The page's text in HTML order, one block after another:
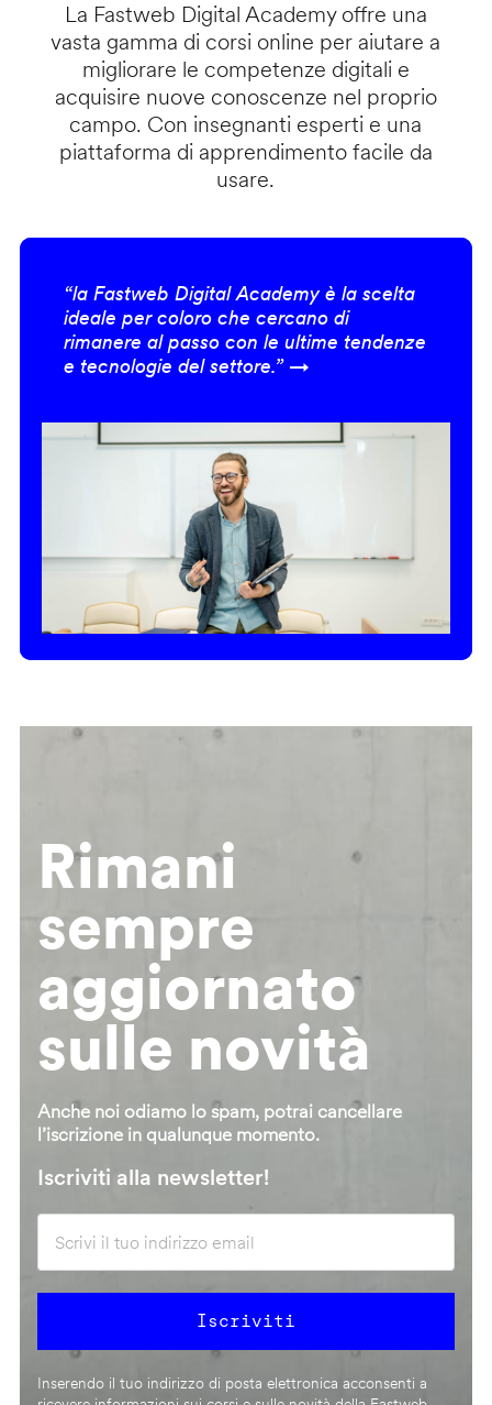
La Fastweb Digital Academy offre una
vasta gamma di corsi online per aiutare a
migliorare le competenze digitali e
acquisire nuove conoscenze nel proprio
campo. Con insegnanti esperti e una
piattaforma di apprendimento facile da
usare.
“la Fastweb Digital Academy è la scelta
ideale per coloro che cercano di
rimanere al passo con le ultime tendenze
e tecnologie del settore.” →
Rimani
sempre
aggiornato
sulle novità
Anche noi odiamo lo spam, potrai cancellare
l’iscrizione in qualunque momento.
Iscriviti alla newsletter!
Inserendo il tuo indirizzo di posta elettronica acconsenti a